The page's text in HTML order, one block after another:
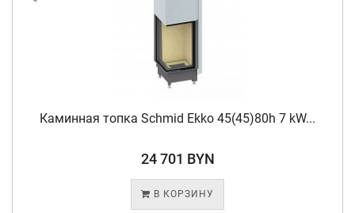
Каминная топка Schmid Ekko 45(45)80h 7 kW...
24 701 BYN
В КОРЗИНУ